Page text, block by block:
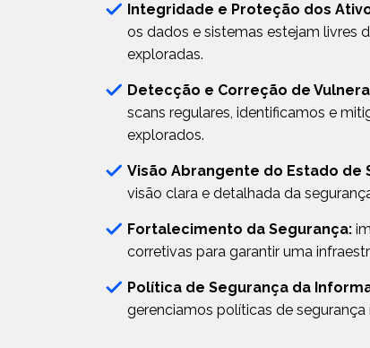
Integridade e Proteção dos
os dados e sistemas estejam livres
exploradas.
Detecção e Correção de
scans regulares, identificamos e
explorados.
Visão Abrangente do Estado de
visão clara e detalhada da
Fortalecimento da Segurança:
corretivas para garantir uma
Política de Segurança da
gerenciamos políticas de segurança